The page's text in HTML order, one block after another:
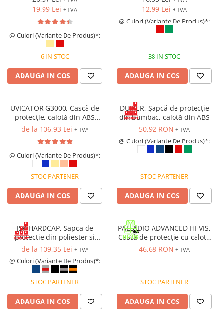
Costume | Combinezoane
Impermeabile
Pantaloni Impermeabili
Jachete Termoizolante
Costume | Combinezoane
Termoizolante
Veste Termoizolante
Îmbrăcăminte REFLECTORIZANTĂ
Jachete reflectorizante (HI-VIS)
Pantaloni si salopete reflectorizante
(HI-VIS)
Costume reflectorizante (HI-VIS)
Veste reflectorizante (HI-VIS)
Tricouri si bluze reflectorizante (HI-
VIS)
Fesuri, capisoane si sepci
reflectorizante (HI-VIS)
Accesorii reflectorizante (HI-VIS)
Îmbrăcăminte ANTICHIMICĂ |
19,99 Lei + TVA
@ Culori (Variante De Produs)*:
6 IN STOC
ADAUGA IN COS
12,99 Lei + TVA
@ Culori (Variante De Produs)*:
38 IN STOC
ADAUGA IN COS
UVICATOR G3000, Cască de
protecție, calotă din ABS
stabilizat UV, suspensie textilă
rapidă cu rotiță (Ratchet)
de la 106,93 Lei + TVA
@ Culori (Variante De Produs)*:
STOC PARTENER
ADAUGA IN COS
DUIKER, Șapcă de protecție
din bumbac, calotă din ABS
50,92 RON + TVA
@ Culori (Variante De Produs)*:
STOC PARTENER
ADAUGA IN COS
JSP HARDCAP, Sapca de
protectie din poliester si
bumbac
de la 109,35 Lei + TVA
@ Culori (Variante De Produs)*:
STOC PARTENER
ADAUGA IN COS
PALLADIO ADVANCED HI-VIS,
Cască de protecție cu calotă
din plastic, suspensie textilă
46,68 RON + TVA
STOC PARTENER
ADAUGA IN COS